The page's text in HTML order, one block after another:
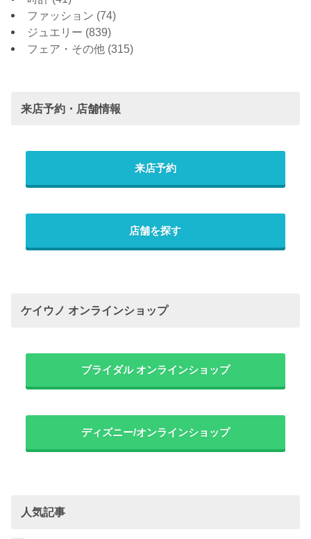
ファッション (74)
ジュエリー (839)
フェア・その他 (315)
来店予約・店舗情報
来店予約
店舗を探す
ケイウノ オンラインショップ
ブライダル オンラインショップ
ディズニー/オンラインショップ
人気記事